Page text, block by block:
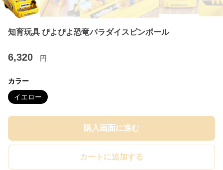
知育玩具 ぴよぴよ恐竜パラダイスピンボール
6,320 円
カラー
イエロー
購入画面に進む
カートに追加する